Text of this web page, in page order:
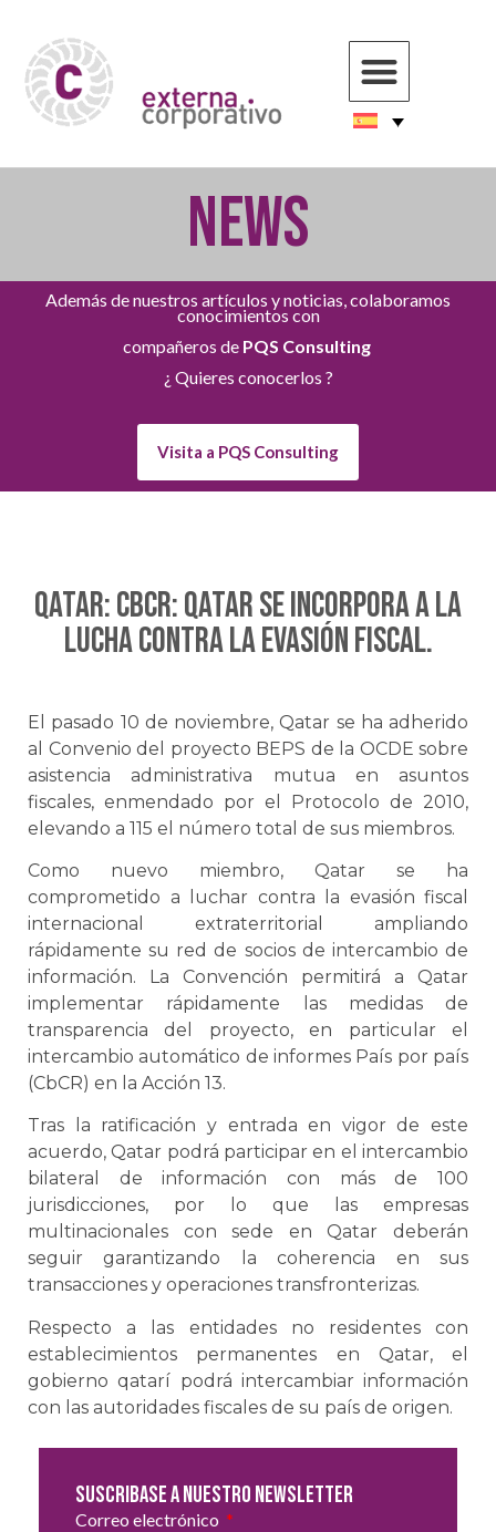
NEWS
Además de nuestros artículos y noticias, colaboramos
conocimientos con
compañeros de PQS Consulting
¿ Quieres conocerlos ?
Visita a PQS Consulting
QATAR: CbCR: Qatar se incorpora a la
lucha contra la evasión fiscal.
El pasado 10 de noviembre, Qatar se ha adherido
al Convenio del proyecto BEPS de la OCDE sobre
asistencia administrativa mutua en asuntos
fiscales, enmendado por el Protocolo de 2010,
elevando a 115 el número total de sus miembros.
Como nuevo miembro, Qatar se ha
comprometido a luchar contra la evasión fiscal
internacional extraterritorial ampliando
rápidamente su red de socios de intercambio de
información. La Convención permitirá a Qatar
implementar rápidamente las medidas de
transparencia del proyecto, en particular el
intercambio automático de informes País por país
(CbCR) en la Acción 13.
Tras la ratificación y entrada en vigor de este
acuerdo, Qatar podrá participar en el intercambio
bilateral de información con más de 100
jurisdicciones, por lo que las empresas
multinacionales con sede en Qatar deberán
seguir garantizando la coherencia en sus
transacciones y operaciones transfronterizas.
Respecto a las entidades no residentes con
establecimientos permanentes en Qatar, el
gobierno qatarí podrá intercambiar información
con las autoridades fiscales de su país de origen.
Suscribase a nuestro newsletter
Correo electrónico